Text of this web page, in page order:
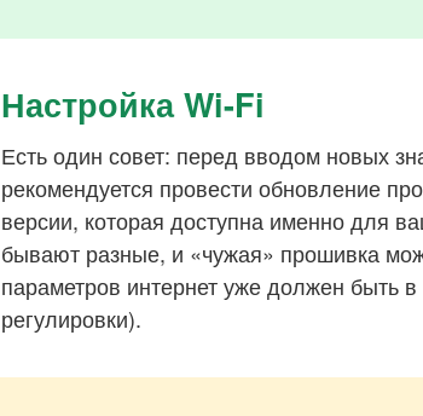
Настройка Wi-Fi
Есть один совет: перед вводом новых
рекомендуется провести обновление
версии, которая доступна именно для
бывают разные, и «чужая» прошивка
параметров интернет уже должен быть
регулировки).